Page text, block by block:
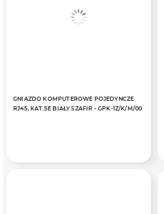
GNIAZDO KOMPUTEROWE POJEDYNCZE
RJ45, KAT.5E BIAŁY SZAFIR - GPK-1Z/K/M/00